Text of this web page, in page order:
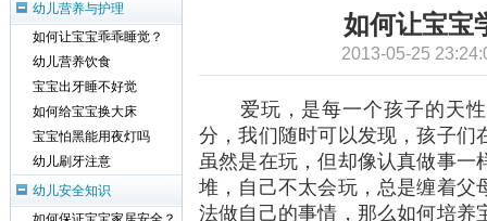
如何让宝宝
2013-05-25
爱玩，是每一个孩子的天性
分，我们随时可以发现，孩子们
虽然是在玩，但却像认真做事
堆，自己不太会玩，总是缠着父
法做自己的事情，那么如何培养
幼儿营养与护理
如何让宝宝乖乖睡觉？
幼儿营养饮食
宝宝出牙睡不好觉
如何给宝宝换大床
宝宝怕黑能用夜灯吗
幼儿刷牙注意
幼儿安全知识